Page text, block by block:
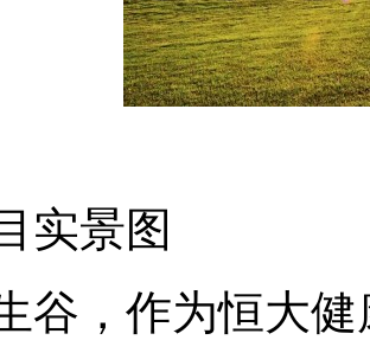
景图
，作为恒大健